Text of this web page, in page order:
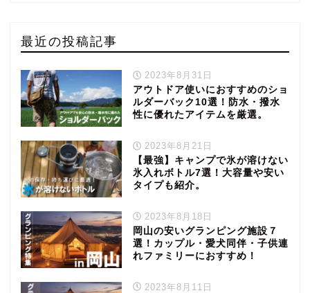
最近の投稿記事
2023年8月31日
アウトドア使いにおすすめのショ
ルダーバック10選！防水・撥水
性に優れたアイテムを厳選。
2023年8月21日
【最強】キャンプで氷が溶けない
氷入れボトル7選！大容量や安い
タイプも紹介。
2023年8月18日
岡山の安いグランピング施設７
選！カップル・愛犬同伴・子供連
れファミリーにおすすめ！
2023年8月11日